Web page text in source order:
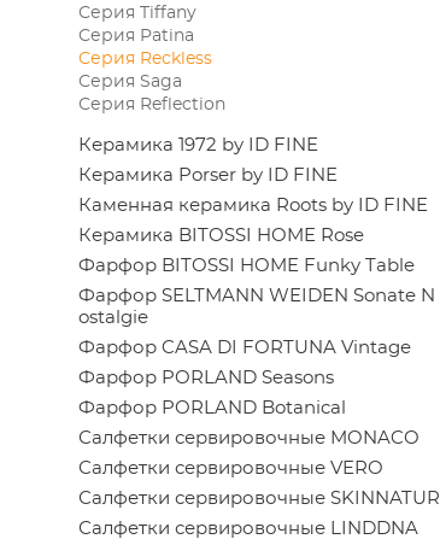
Серия Tiffany
Серия Patina
Серия Reckless
Серия Saga
Серия Reflection
Керамика 1972 by ID FINE
Керамика Porser by ID FINE
Каменная керамика Roots by ID FINE
Керамика BITOSSI HOME Rose
Фарфор BITOSSI HOME Funky Table
Фарфор SELTMANN WEIDEN Sonate N
ostalgie
Фарфор CASA DI FORTUNA Vintage
Фарфор PORLAND Seasons
Фарфор PORLAND Botanical
Салфетки сервировочные MONACO
Салфетки сервировочные VERO
Салфетки сервировочные SKINNATUR
Салфетки сервировочные LINDDNA